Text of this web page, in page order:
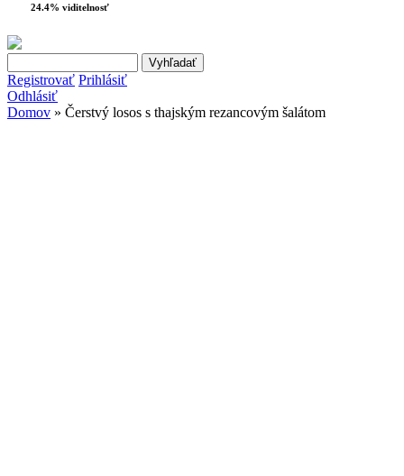
24.4% viditelnosť
Vyhľadávanie
Registrovať Prihlásiť
Odhlásiť
Domov » Čerstvý losos s thajským rezancovým šalátom